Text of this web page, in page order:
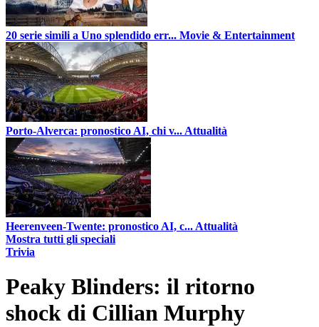
20 serie simili a Uno splendido err... Movie & Entertainment
Porto-Alverca: pronostico AI, chi v... Attualità
Heerenveen-Twente: pronostico AI, c... Attualità
Mostra tutti gli speciali
Trivia
Peaky Blinders: il ritorno
shock di Cillian Murphy